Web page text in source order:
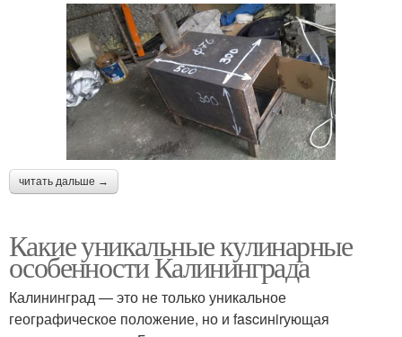
читать дальше →
Какие уникальные кулинарные
особенности Калининграда
Калининград — это не только уникальное
географическое положение, но и fascинirующая